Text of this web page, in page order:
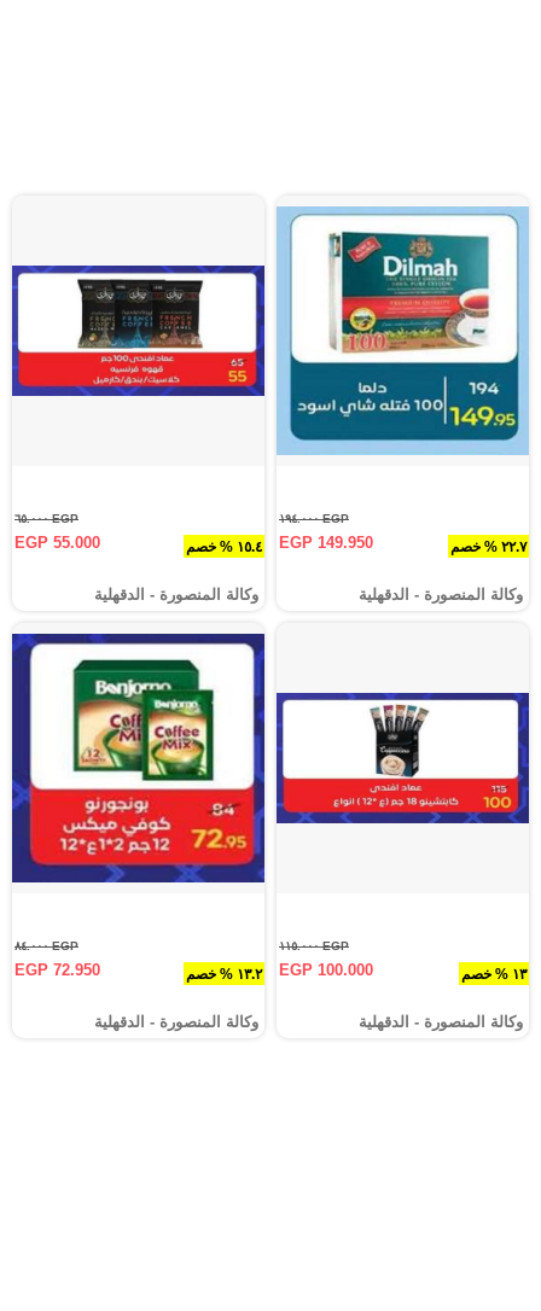
٢٢.٧ % خصم
EGP ١٩٤.٠٠٠
EGP 149.950
وكالة المنصورة - الدقهلية‎
١٥.٤ % خصم
EGP ٦٥.٠٠٠
EGP 55.000
وكالة المنصورة - الدقهلية‎
١٣ % خصم
EGP ١١٥.٠٠٠
EGP 100.000
وكالة المنصورة - الدقهلية‎
١٣.٢ % خصم
EGP ٨٤.٠٠٠
EGP 72.950
وكالة المنصورة - الدقهلية‎